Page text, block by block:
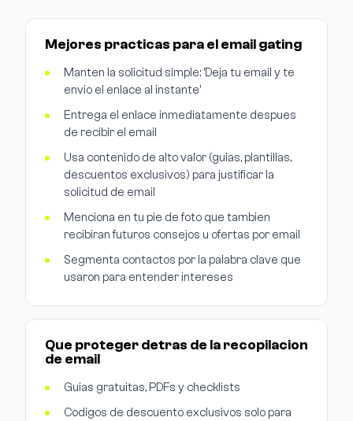
Mejores practicas para el email gating
Manten la solicitud simple: 'Deja tu email y te
envio el enlace al instante'
Entrega el enlace inmediatamente despues
de recibir el email
Usa contenido de alto valor (guias, plantillas,
descuentos exclusivos) para justificar la
solicitud de email
Menciona en tu pie de foto que tambien
recibiran futuros consejos u ofertas por email
Segmenta contactos por la palabra clave que
usaron para entender intereses
Que proteger detras de la recopilacion
de email
Guias gratuitas, PDFs y checklists
Codigos de descuento exclusivos solo para